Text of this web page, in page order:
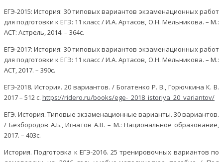
ЕГЭ-2015: История: 30 типовых вариантов экзаменационных работ
для подготовки к ЕГЭ: 11 класс / И.А. Артасов, О.Н. Мельникова. – М.:
АСТ: Астрель, 2014. – 364с.
ЕГЭ-2017: История: 30 типовых вариантов экзаменационных работ
для подготовки к ЕГЭ: 11 класс / И.А. Артасов, О.Н. Мельникова. – М.:
АСТ, 2017. – 390с.
ЕГЭ-2018. История. 20 вариантов. / Богатенко Р. В., Горючкина К. В.
2017 – 512 с. https://ridero.ru/books/ege-_2018_istoriya_20_variantov/
ЕГЭ. История. Типовые экзаменационные варианты. 30 вариантов.
/ Безбородов А.Б., Игнатов А.В. – М.: Национальное образование,
2017. – 403с.
История. Подготовка к ЕГЭ-2016. 25 тренировочных вариантов по